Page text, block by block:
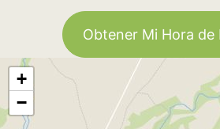
Obtener Mi Hora de
+
−